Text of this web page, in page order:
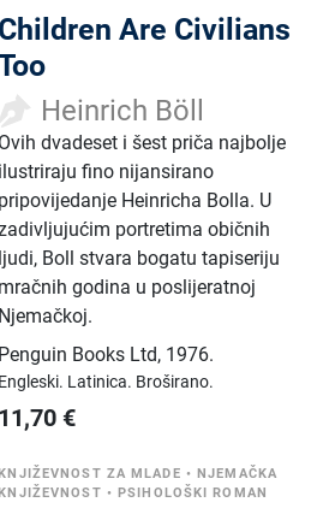
Children Are Civilians
Heinrich Böll
Ovih dvadeset i šest priča najbolje
ilustriraju fino nijansirano
pripovijedanje Heinricha Bolla. U
portretima običnih
ljudi, Boll stvara bogatu tapiseriju
mračnih godina u poslijeratnoj
Njemačkoj.
Penguin Books Ltd, 1976.
Engleski. Latinica. Broširano.
11,70 €
KNJIŽEVNOST ZA MLADE • NJEMAČKA
KNJIŽEVNOST • PSIHOLOŠKI ROMAN